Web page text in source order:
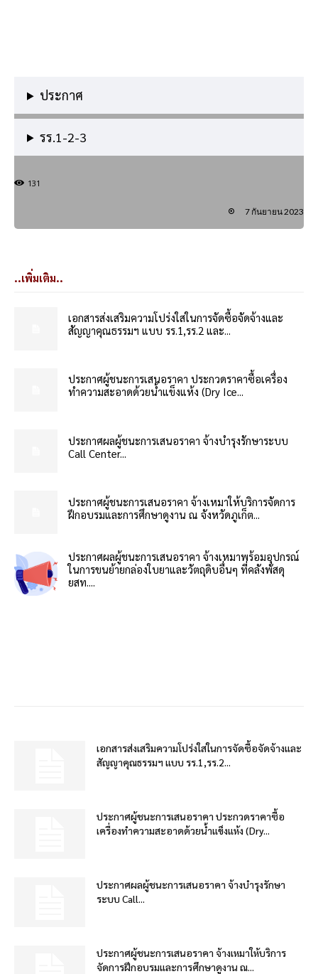
ประกาศ
รร.1-2-3
131
7 กันยายน 2023
..เพิ่มเติม..
เอกสารส่งเสริมความโปร่งใสในการจัดซื้อจัดจ้างและ
สัญญาคุณธรรมฯ แบบ รร.1,รร.2 และ...
ประกาศผู้ชนะการเสนอราคา ประกวดราคาซื้อเครื่อง
ทำความสะอาดด้วยน้ำแข็งแห้ง (Dry Ice...
ประกาศผลผู้ชนะการเสนอราคา จ้างบำรุงรักษาระบบ
Call Center...
ประกาศผู้ชนะการเสนอราคา จ้างเหมาให้บริการจัดการ
ฝึกอบรมและการศึกษาดูงาน ณ จังหวัดภูเก็ต...
ประกาศผลผู้ชนะการเสนอราคา จ้างเหมาพร้อมอุปกรณ์
ในการขนย้ายกล่องใบยาและวัตถุดิบอื่นๆ ที่คลังพัสดุ
ยสท....
เอกสารส่งเสริมความโปร่งใสในการจัดซื้อจัดจ้างและ
สัญญาคุณธรรมฯ แบบ รร.1,รร.2...
ประกาศผู้ชนะการเสนอราคา ประกวดราคาซื้อ
เครื่องทำความสะอาดด้วยน้ำแข็งแห้ง (Dry...
ประกาศผลผู้ชนะการเสนอราคา จ้างบำรุงรักษา
ระบบ Call...
ประกาศผู้ชนะการเสนอราคา จ้างเหมาให้บริการ
จัดการฝึกอบรมและการศึกษาดูงาน ณ...